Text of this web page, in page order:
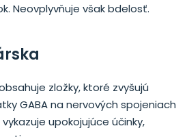
Neovplyvňuje však bdelosť.
zložky, ktoré zvyšujú
GABA na nervových spojeniach
upokojujúce účinky,